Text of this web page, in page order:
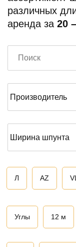
различных
аренда за 20
Л AZ VL
Углы 12 м